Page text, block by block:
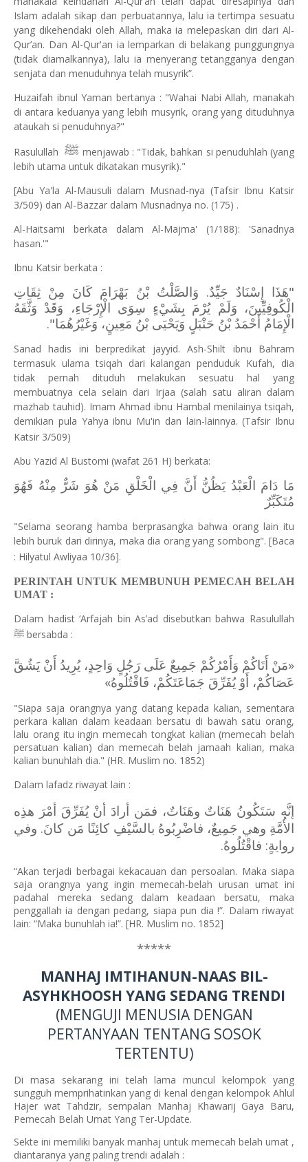
Islam adalah sikap dan perbuatannya, lalu ia tertimpa sesuatu
yang dikehendaki oleh Allah, maka ia melepaskan diri dari Al-
Qur’an. Dan Al-Qur'an ia lemparkan di belakang punggungnya
(tidak diamalkannya), lalu ia menyerang tetangganya dengan
senjata dan menuduhnya telah musyrik”.
Huzaifah ibnul Yaman bertanya : "Wahai Nabi Allah, manakah
di antara keduanya yang lebih musyrik, orang yang dituduhnya
ataukah si penuduhnya?"
Rasulullah ﷺ menjawab : "Tidak, bahkan si penuduhlah (yang
lebih utama untuk dikatakan musyrik)."
[Abu Ya'la Al-Mausuli dalam Musnad-nya (Tafsir Ibnu Katsir
3/509) dan Al-Bazzar dalam Musnadnya no. (175) .
Al-Haitsami berkata dalam Al-Majma' (1/188): 'Sanadnya
hasan.'"
Ibnu Katsir berkata :
"هَذَا إِسْنَادٌ جَيِّدٌ. وَالصَّلْتُ بْنُ بَهْرَامَ كَانَ مِنْ ثِقَاتِ
الْكُوفِيِّينَ، وَلَمْ يُرْمَ بِشَيْءٍ سِوَى الْإِرْجَاءِ، وَقَدْ وَثَّقَهُ
الْإِمَامُ أَحْمَدُ بْنُ حَنْبَلٍ وَيَحْيَى بْنُ مَعِينٍ، وَغَيْرُهُمَا".
Sanad hadis ini berpredikat jayyid. Ash-Shilt ibnu Bahram
termasuk ulama tsiqah dari kalangan penduduk Kufah, dia
tidak pernah dituduh melakukan sesuatu hal yang
membuatnya cela selain dari Irjaa (salah satu aliran dalam
mazhab tauhid). Imam Ahmad ibnu Hambal menilainya tsiqah,
demikian pula Yahya ibnu Mu'in dan lain-lainnya. (Tafsir Ibnu
Katsir 3/509)
Abu Yazid Al Bustomi (wafat 261 H) berkata:
مَا دَامَ الْعَبْدُ يَظُنُّ أَنَّ فِي الْخَلْقِ مَنْ هُوَ شَرٌّ مِنْهُ فَهُوَ
مُتَكَبِّرٌ
"Selama seorang hamba berprasangka bahwa orang lain itu
lebih buruk dari dirinya, maka dia orang yang sombong". [Baca
: Hilyatul Awliyaa 10/36].
PERINTAH UNTUK MEMBUNUH PEMECAH BELAH
UMAT :
Dalam hadist ‘Arfajah bin As’ad disebutkan bahwa Rasulullah
ﷺ bersabda :
«‌مَنْ ‌أَتَاكُمْ ‌وَأَمْرُكُمْ ‌جَمِيعٌ ‌عَلَى ‌رَجُلٍ ‌وَاحِدٍ، يُرِيدُ أَنْ يَشُقَّ
عَصَاكُمْ، أَوْ يُفَرِّقَ جَمَاعَتَكُمْ، فَاقْتُلُوهُ»
"Siapa saja orangnya yang datang kepada kalian, sementara
perkara kalian dalam keadaan bersatu di bawah satu orang,
lalu orang itu ingin memecah tongkat kalian (memecah belah
persatuan kalian) dan memecah belah jamaah kalian, maka
kalian bunuhlah dia." (HR. Muslim no. 1852)
Dalam lafadz riwayat lain :
إنَّه سَتَكُونُ هَنَاتٌ وهَنَاتٌ، فمَن أرادَ أنْ يُفَرِّقَ أمْرَ هذِه
الأُمَّةِ وهي جَمِيعٌ، فاضْرِبُوهُ بالسَّيْفِ كائِنًا مَن كانَ. وفي
روايةٍ: فاقْتُلُوهُ.
“Akan terjadi berbagai kekacauan dan persoalan. Maka siapa
saja orangnya yang ingin memecah-belah urusan umat ini
padahal mereka sedang dalam keadaan bersatu, maka
penggallah ia dengan pedang, siapa pun dia !”. Dalam riwayat
lain: “Maka bunuhlah ia!”. [HR. Muslim no. 1852]
*****
MANHAJ IMTIHANUN-NAAS BIL-
ASYHKHOOSH YANG SEDANG TRENDI
(MENGUJI MENUSIA DENGAN
PERTANYAAN TENTANG SOSOK
TERTENTU)
Di masa sekarang ini telah lama muncul kelompok yang
sungguh memprihatinkan yang di kenal dengan kelompok Ahlul
Hajer wat Tahdzir, sempalan Manhaj Khawarij Gaya Baru,
Pemecah Belah Umat Yang Ter-Update.
Sekte ini memiliki banyak manhaj untuk memecah belah umat ,
diantaranya yang paling trendi adalah :